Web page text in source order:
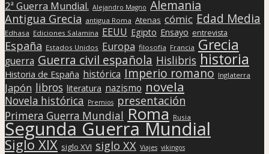
2ª Guerra Mundial. Alejandro Magno Alemania
Antigua Grecia antigua Roma Atenas cómic Edad Media
Edhasa Ediciones Salamina EEUU Egipto Ensayo entrevista
España Estados Unidos Europa filosofía Francia Grecia
guerra Guerra civil española Hislibris historia
Historia de España histórica Imperio romano Inglaterra
Japón libros literatura nazismo novela
Novela histórica Premios presentación
Primera Guerra Mundial Roma Rusia
Segunda Guerra Mundial
Siglo XIX siglo XVI siglo XX Viajes vikingos